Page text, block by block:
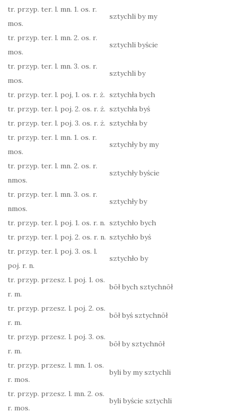
tr. przyp. ter. l. mn. 1. os. r.
mos.
sztychli by my
tr. przyp. ter. l. mn. 2. os. r.
mos.
sztychli byście
tr. przyp. ter. l. mn. 3. os. r.
mos.
sztychli by
tr. przyp. ter. l. poj, 1. os. r. ż. sztychła bych
tr. przyp. ter. l. poj. 2. os. r. ż. sztychła byś
tr. przyp. ter. l. poj. 3. os. r. ż. sztychła by
tr. przyp. ter. l. mn. 1. os. r.
mos.
sztychły by my
tr. przyp. ter. l. mn. 2. os. r.
nmos.
sztychły byście
tr. przyp. ter. l. mn. 3. os. r.
nmos.
sztychły by
tr. przyp. ter. l. poj. 1. os. r. n. sztychło bych
tr. przyp. ter. l. poj. 2. os. r. n. sztychło byś
tr. przyp. ter. l. poj. 3. os. l.
poj. r. n.
sztychło by
tr. przyp. przesz. l. poj. 1. os.
r. m.
bōł bych sztychnōł
tr. przyp. przesz. l. poj. 2. os.
r. m.
bōł byś sztychnōł
tr. przyp. przesz. l. poj. 3. os.
r. m.
bōł by sztychnōł
tr. przyp. przesz. l. mn. 1. os.
r. mos.
byli by my sztychli
tr. przyp. przesz. l. mn. 2. os.
r. mos.
byli byście sztychli